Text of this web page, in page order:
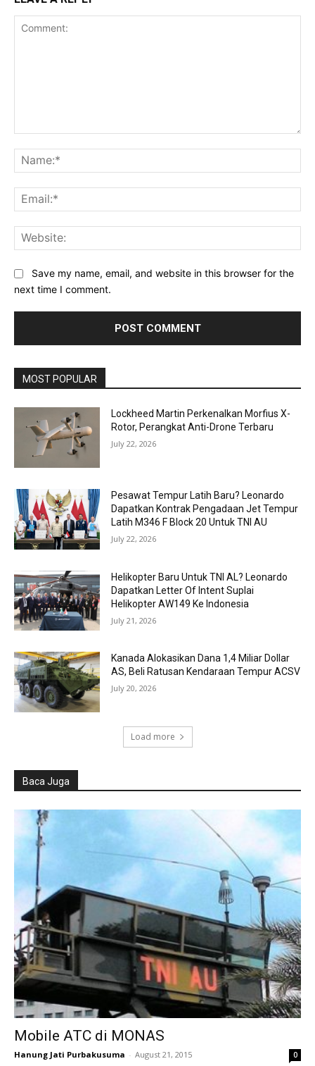
Save my name, email, and website in this browser for the
next time I comment.
MOST POPULAR
Lockheed Martin Perkenalkan Morfius X-
Rotor, Perangkat Anti-Drone Terbaru
July 22, 2026
Pesawat Tempur Latih Baru? Leonardo
Dapatkan Kontrak Pengadaan Jet Tempur
Latih M346 F Block 20 Untuk TNI AU
July 22, 2026
Helikopter Baru Untuk TNI AL? Leonardo
Dapatkan Letter Of Intent Suplai
Helikopter AW149 Ke Indonesia
July 21, 2026
Kanada Alokasikan Dana 1,4 Miliar Dollar
AS, Beli Ratusan Kendaraan Tempur ACSV
July 20, 2026
Load more
Baca Juga
Mobile ATC di MONAS
Hanung Jati Purbakusuma - August 21, 2015 0